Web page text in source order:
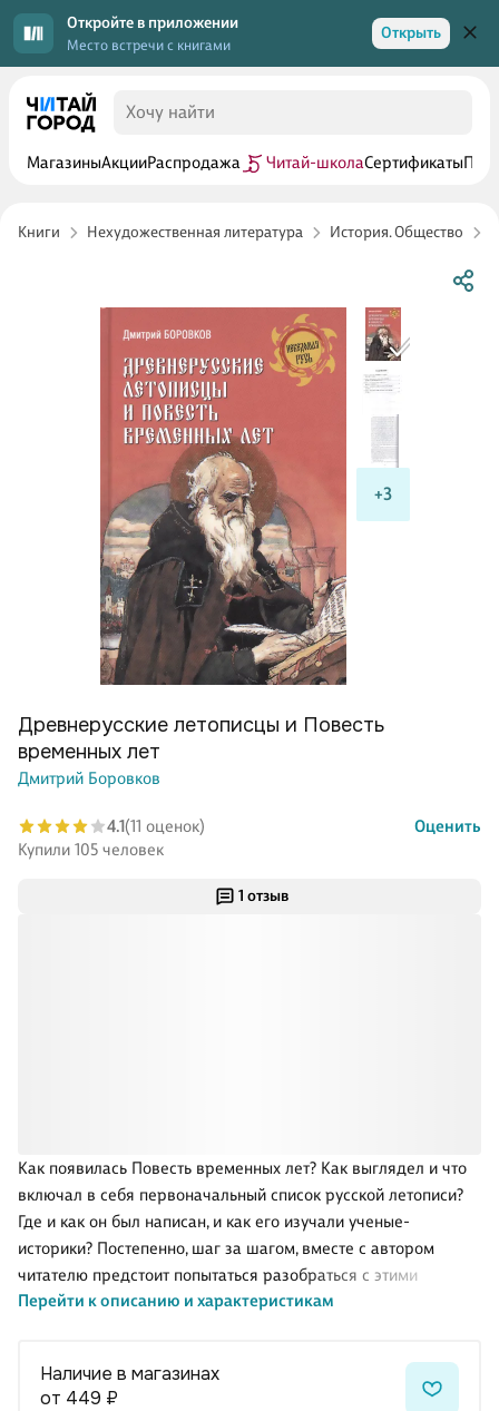
Откройте в приложении
Место встречи с книгами
Открыть
МагазиныАкцииРаспродажа Читай-школаСертификаты
Книги Нехудожественная литература История. Общество
+3
1 отзыв
Как появилась Повесть временных лет? Как выглядел и что
включал в себя первоначальный список русской летописи?
Где и как он был написан, и как его изучали ученые-
историки? Постепенно, шаг за шагом, вместе с автором
читателю предстоит попытаться разобраться с этими
непростыми вопросами.
Перейти к описанию и характеристикам
Древнерусские летописцы и Повесть
временных лет
Дмитрий Боровков
4.1(11 оценок)
Оценить
Купили 105 человек
Наличие в магазинах
от 449 ₽